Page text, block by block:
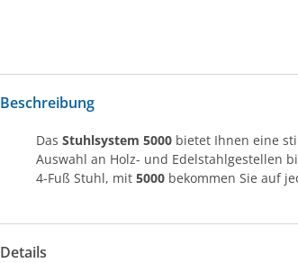
Beschreibung
DasStuhlsystem 5000 bietet Ihnen eine
Auswahl an Holz- und Edelstahlgestellen
4-Fuß Stuhl, mit5000 bekommen Sie auf
Details